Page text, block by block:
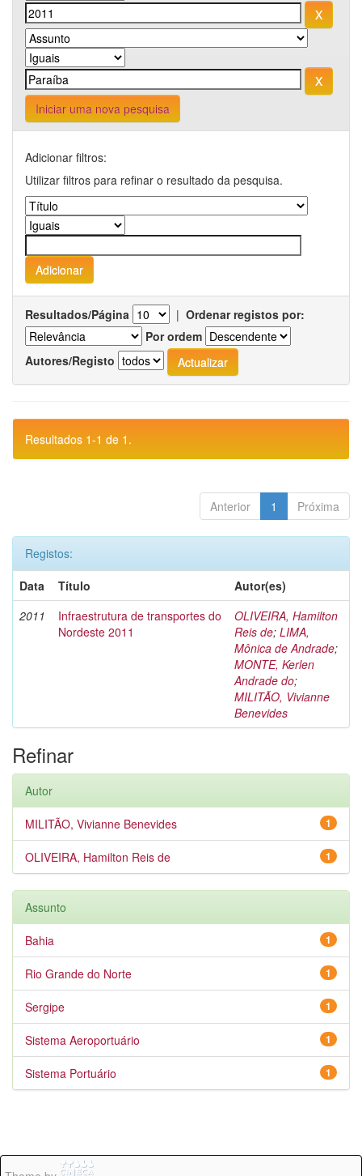
Iniciar uma nova pesquisa
Adicionar filtros:
Utilizar filtros para refinar o resultado da pesquisa.
Resultados/Página | Ordenar registos por:
Por ordem
Autores/Registo
Resultados 1-1 de 1.
Anterior 1 Próxima
Registos:
Data
Título
Autor(es)
2011
Infraestrutura de transportes do
Nordeste 2011
OLIVEIRA, Hamilton
Reis de; LIMA,
Mônica de Andrade;
MONTE, Kerlen
Andrade do;
MILITÃO, Vivianne
Benevides
Refinar
Autor
1
MILITÃO, Vivianne Benevides
1
OLIVEIRA, Hamilton Reis de
Assunto
1
Bahia
1
Rio Grande do Norte
1
Sergipe
1
Sistema Aeroportuário
1
Sistema Portuário